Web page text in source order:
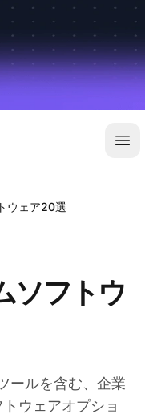
メ
ウェア20選
ソフトウ
ールを含む、企業
ウェアオプショ